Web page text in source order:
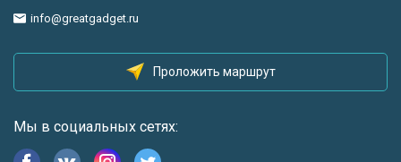
info@greatgadget.ru
Проложить маршрут
Мы в социальных сетях: